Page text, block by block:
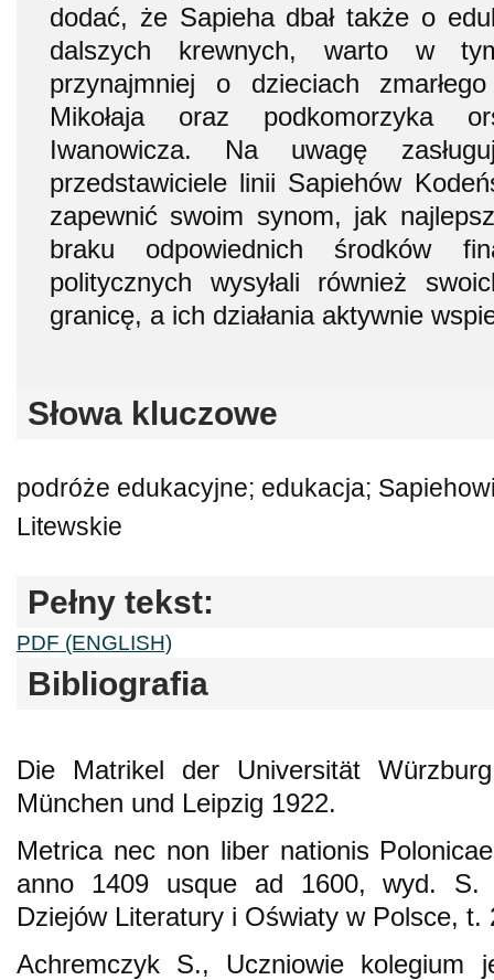
dodać, że Sapieha dbał także o
dalszych krewnych, warto w
przynajmniej o dzieciach
Mikołaja oraz podkomorzyka
Iwanowicza. Na uwagę
przedstawiciele linii Sapiehów
zapewnić swoim synom, jak
braku odpowiednich środków
politycznych wysyłali również
granicę, a ich działania aktywnie
Słowa kluczowe
podróże edukacyjne; edukacja;
Litewskie
Pełny tekst:
PDF (ENGLISH)
Bibliografia
Die Matrikel der Universität
München und Leipzig 1922.
Metrica nec non liber nationis
anno 1409 usque ad 1600, wyd. S.
Dziejów Literatury i Oświaty w Polsce, t.
Achremczyk S., Uczniowie kolegium